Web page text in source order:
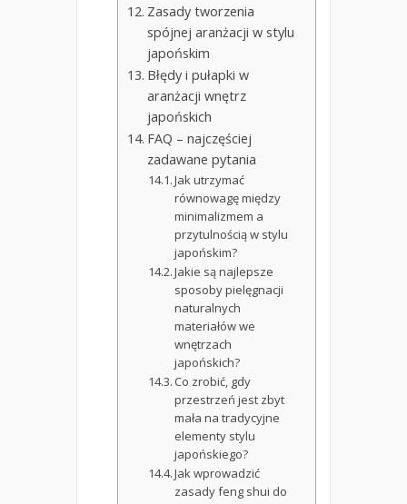
Zasady tworzenia
spójnej aranżacji w stylu
japońskim
Błędy i pułapki w
aranżacji wnętrz
japońskich
FAQ – najczęściej
zadawane pytania
Jak utrzymać
równowagę między
minimalizmem a
przytulnością w stylu
japońskim?
Jakie są najlepsze
sposoby pielęgnacji
naturalnych
materiałów we
wnętrzach
japońskich?
Co zrobić, gdy
przestrzeń jest zbyt
mała na tradycyjne
elementy stylu
japońskiego?
Jak wprowadzić
zasady feng shui do